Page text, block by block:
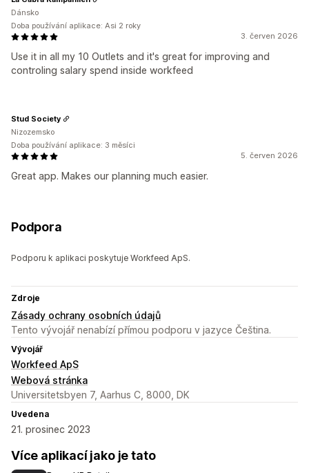
3. červen 2026
Use it in all my 10 Outlets and it's great for improving and
controling salary spend inside workfeed
Dánsko
Doba používání aplikace: Asi 2 roky
5. červen 2026
Great app. Makes our planning much easier.
Stud Society
Nizozemsko
Doba používání aplikace: 3 měsíci
Podpora
Podporu k aplikaci poskytuje Workfeed ApS.
Zdroje
Zásady ochrany osobních údajů
Tento vývojář nenabízí přímou podporu v jazyce Čeština.
Vývojář
Workfeed ApS
Webová stránka
Universitetsbyen 7, Aarhus C, 8000, DK
Uvedena
21. prosinec 2023
Více aplikací jako je tato